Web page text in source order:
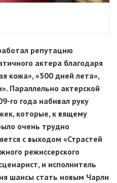
репутацию
актера благодаря
кожа», «500 дней лета»,
Параллельно актерской
го года набивал руку
которые, к вящему
очень трудно
с выходом «Страстей
режиссерского
и исполнитель
шансы стать новым Чарли